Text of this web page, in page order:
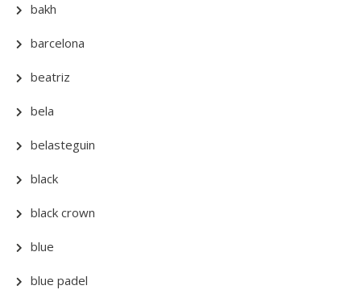
bakh
barcelona
beatriz
bela
belasteguin
black
black crown
blue
blue padel